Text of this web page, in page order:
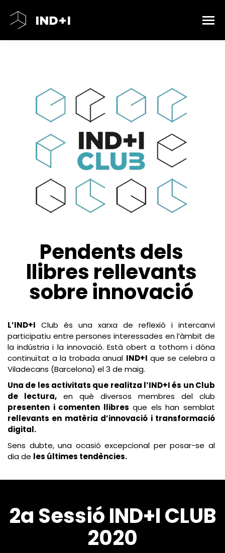
Pendents dels
llibres rellevants
sobre innovació
L’IND+I Club és una xarxa de reflexió i intercanvi
participatiu entre persones interessades en l’àmbit de
la indústria i la innovació. Està obert a tothom i dóna
continuïtat a la trobada anual IND+I que se celebra a
Viladecans (Barcelona) el 3 de maig.
Una de les activitats que realitza l’IND+I és un Club
de lectura, en què diversos membres del club
presenten i comenten llibres que els han semblat
rellevants en matèria d’innovació i transformació
digital.
Sens dubte, una ocasió excepcional per posar-se al
dia de les últimes tendències.
2a Sessió IND+I CLUB
2020